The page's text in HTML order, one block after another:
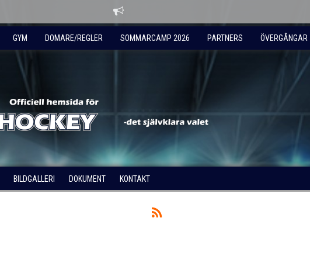
GYM DOMARE/REGLER SOMMARCAMP 2026 PARTNERS ÖVERGÅNGAR
BILDGALLERI DOKUMENT KONTAKT